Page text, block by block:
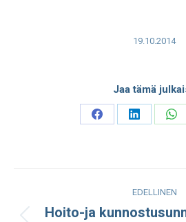
19.10.2014
Jaa tämä
Share
Share
navigation
EDELLINEN
Hoito-ja